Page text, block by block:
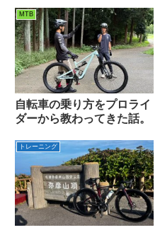
MTB
自転車の乗り方をプロライ
ダーから教わってきた話。
トレーニング